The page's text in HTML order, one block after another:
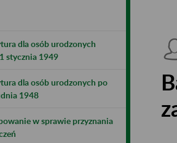
dla osób urodzonych
stycznia 1949
dla osób urodzonych po
1948
w sprawie przyznania